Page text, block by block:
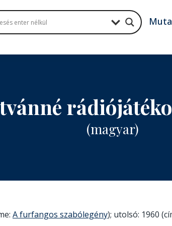
(magyar)
A furfangos szabólegény); utolsó: 1960